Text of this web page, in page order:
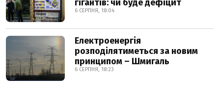
гігантів: чи буде дефіцит
6 СЕРПНЯ, 18:04
Електроенергія
розподілятиметься за новим
принципом – Шмигаль
6 СЕРПНЯ, 18:23